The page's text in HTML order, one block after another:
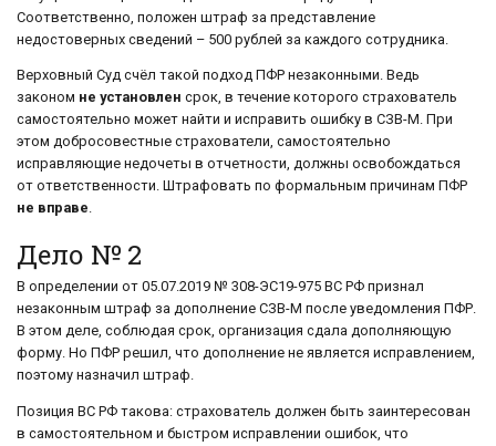
Соответственно, положен штраф за представление
недостоверных сведений – 500 рублей за каждого сотрудника.
Верховный Суд счёл такой подход ПФР незаконными. Ведь
законом не установлен срок, в течение которого страхователь
самостоятельно может найти и исправить ошибку в СЗВ-М. При
этом добросовестные страхователи, самостоятельно
исправляющие недочеты в отчетности, должны освобождаться
от ответственности. Штрафовать по формальным причинам ПФР
не вправе.
Дело № 2
В определении от 05.07.2019 № 308-ЭС19-975 ВС РФ признал
незаконным штраф за дополнение СЗВ-М после уведомления ПФР.
В этом деле, соблюдая срок, организация сдала дополняющую
форму. Но ПФР решил, что дополнение не является исправлением,
поэтому назначил штраф.
Позиция ВС РФ такова: страхователь должен быть заинтересован
в самостоятельном и быстром исправлении ошибок, что